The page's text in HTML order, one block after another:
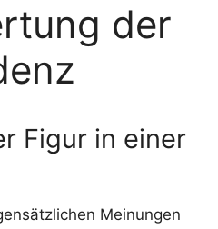
der
Figur in einer
Meinungen